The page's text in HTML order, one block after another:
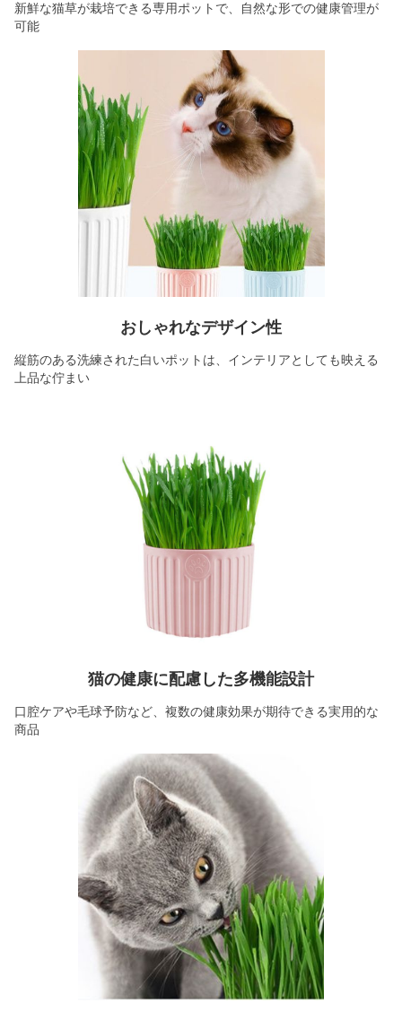
新鮮な猫草が栽培できる専用ポットで、自然な形での健康管理が
可能
おしゃれなデザイン性
縦筋のある洗練された白いポットは、インテリアとしても映える
上品な佇まい
猫の健康に配慮した多機能設計
口腔ケアや毛球予防など、複数の健康効果が期待できる実用的な
商品